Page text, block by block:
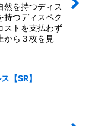
然を持つディス
持つディスペク
ストを支払わず
から３枚を見
【SR】